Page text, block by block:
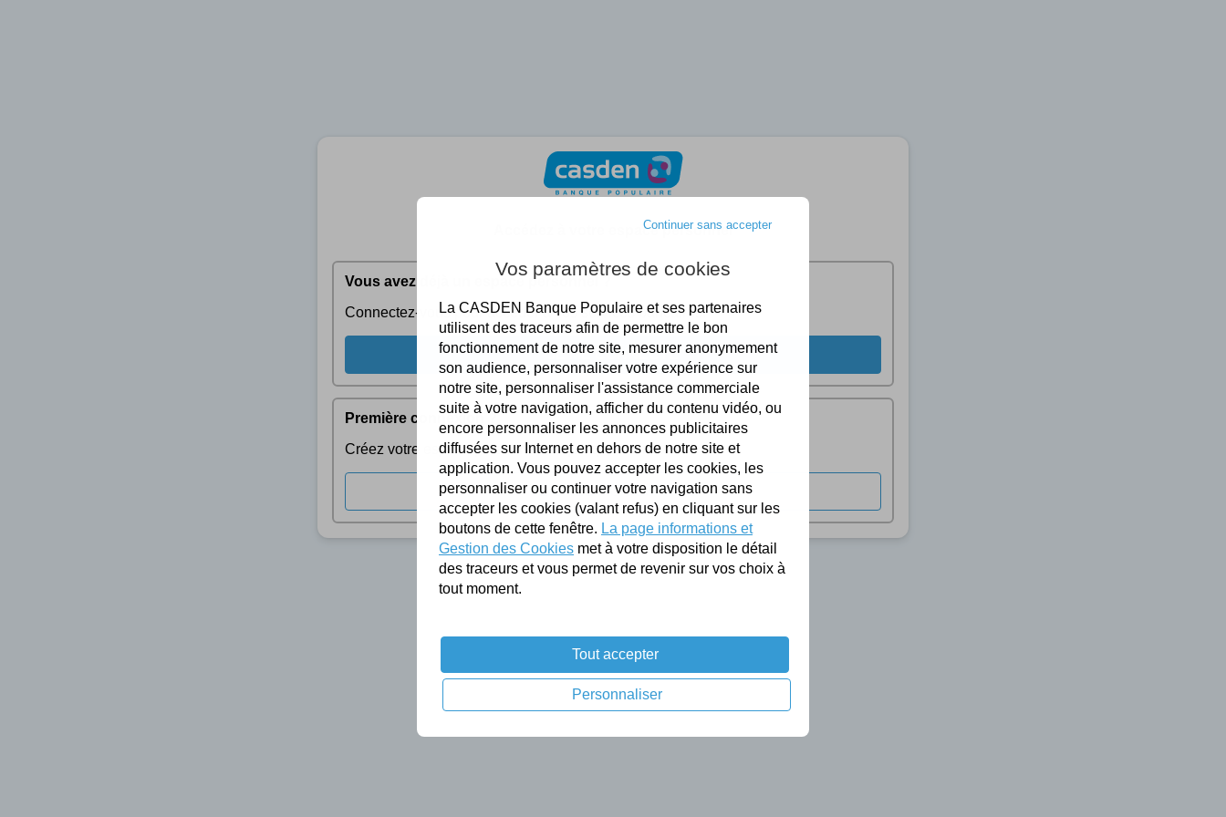
Accédez à votre espace personnel
Vous avez déjà un espace personnel ?
Connectez-vous pour accéder à vos services bancaires.
JE ME CONNECTE
Première connexion ?
Créez votre espace personnel en quelques minutes.
JE CRÉE MON ESPACE
Continuer sans accepter
Vos paramètres de cookies
La CASDEN Banque Populaire et ses partenaires
utilisent des traceurs afin de permettre le bon
fonctionnement de notre site, mesurer anonymement
son audience, personnaliser votre expérience sur
notre site, personnaliser l'assistance commerciale
suite à votre navigation, afficher du contenu vidéo, ou
encore personnaliser les annonces publicitaires
diffusées sur Internet en dehors de notre site et
application. Vous pouvez accepter les cookies, les
personnaliser ou continuer votre navigation sans
accepter les cookies (valant refus) en cliquant sur les
boutons de cette fenêtre. La page informations et
Gestion des Cookies met à votre disposition le détail
des traceurs et vous permet de revenir sur vos choix à
tout moment.
Tout accepter
Personnaliser